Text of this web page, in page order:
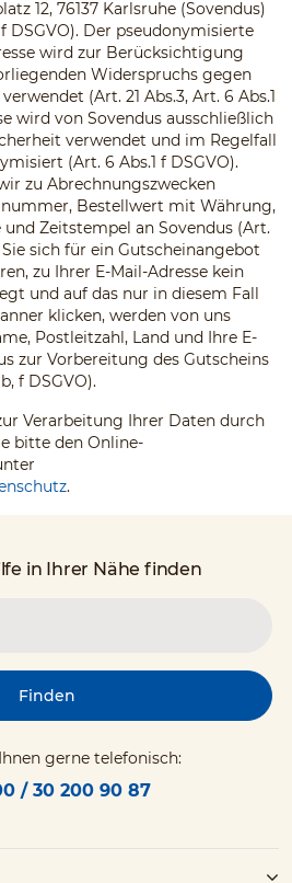
12, 76137 Karlsruhe (Sovendus)
DSGVO). Der pseudonymisierte
wird zur Berücksichtigung
Widerspruchs gegen
(Art. 21 Abs.3, Art. 6 Abs.1
wird von Sovendus ausschließlich
verwendet und im Regelfall
(Art. 6 Abs.1 f DSGVO).
zu Abrechnungszwecken
Bestellwert mit Währung,
und Zeitstempel an Sovendus (Art.
Sie sich für ein Gutscheinangebot
zu Ihrer E-Mail-Adresse kein
und auf das nur in diesem Fall
klicken, werden von uns
Postleitzahl, Land und Ihre E-
zur Vorbereitung des Gutscheins
f DSGVO).
Verarbeitung Ihrer Daten durch
bitte den Online-
.
in Ihrer Nähe finden
Finden
gerne telefonisch:
/ 30 200 90 87